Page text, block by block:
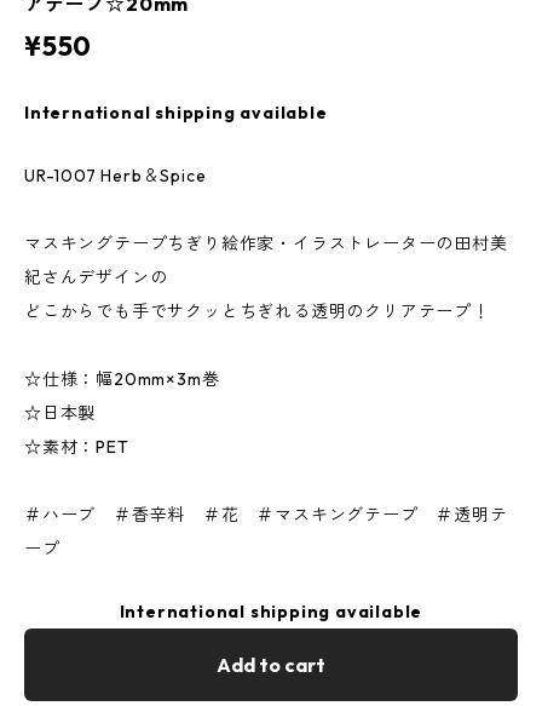
¥550
International shipping available
UR-1007 Herb＆Spice
マスキングテープちぎり絵作家・イラストレーターの田村美
紀さんデザインの
どこからでも手でサクッとちぎれる透明のクリアテープ！
☆仕様：幅20mm×3m巻
☆日本製
☆素材：PET
＃ハーブ ＃香辛料 ＃花 ＃マスキングテープ ＃透明テ
ープ
International shipping available
Add to cart